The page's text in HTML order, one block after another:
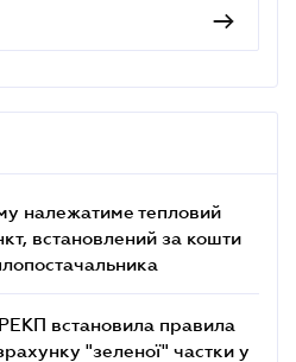
належатиме тепловий
встановлений за кошти
встановила правила
"зеленої" частки у